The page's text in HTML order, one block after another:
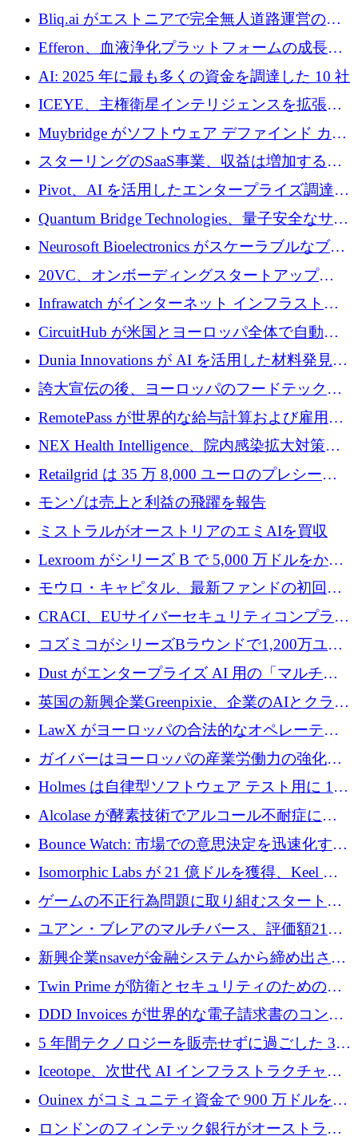
らの投資でシリーズ B を拡大
Bliq.ai がエストニアで完全無人道路運営の承
認を獲得
Efferon、血液浄化プラットフォームの成長に
250万ユーロを確保
AI: 2025 年に最も多くの資金を調達した 10 社
ICEYE、主権衛星インテリジェンスを拡張す
るために 3 億ユーロの信用枠を確保
Muybridge がソフトウェア デファインド カメ
ラ テクノロジーを拡張するためにシリーズ A
で 1,600 万ドルを調達
スターリングのSaaS事業、収益は増加するも
グループ利益は減少
Pivot、AI を活用したエンタープライズ調達プ
ラットフォームを拡大するために 4,000 万ド
ルを調達
Quantum Bridge Technologies、量子安全なサイ
バーセキュリティ インフラストラクチャの拡
張にシリーズ A で 800 万ドルを投入
Neurosoft Bioelectronics がスケーラブルなブレ
イン コンピューター インターフェイスのため
に 750 万ドルを調達
20VC、オンボーディングスタートアップ
Prelude へのシリーズ A 投資で 2,000 万ドルを
Infrawatch がインターネット インフラストラ
クチャ インテリジェンス向けに 300 万ドルの
プレシードを確保
CircuitHub が米国とヨーロッパ全体で自動電
子機器製造を拡大するために 2,800 万ドルを
Dunia Innovations が AI を活用した材料発見を
産業化するために 2 億 8,000 万ユーロのベル
リン GigaLab を発表
誇大宣伝の後、ヨーロッパのフードテックセ
クターはファンダメンタルズを中心に再構築
RemotePass が世界的な給与計算および雇用プ
ラットフォームを拡大するために 1,740 万ド
NEX Health Intelligence、院内感染拡大対策に
100万ユーロを確保
Retailgrid は 35 万 8,000 ユーロのプレシード
ラウンドで小売業のスプレッドシートをター
モンゾは売上と利益の飛躍を報告
ミストラルがオーストリアのエミAIを買収
Lexroom がシリーズ B で 5,000 万ドルをかけ
てヨーロッパ大陸法用の法律 AI を構築
モウロ・キャピタル、最新ファンドの初回ク
ローズで4億ドルを確保
CRACI、EUサイバーセキュリティコンプライ
アンスプラットフォームのために140万ユーロ
コズミコがシリーズBラウンドで1,200万ユー
ロを調達
Dust がエンタープライズ AI 用の「マルチプ
レイヤー」オペレーティング システムを構築
するシリーズ B で 4,000 万ドルを調達
英国の新興企業Greenpixie、企業のAIとクラウ
ドのエネルギー無駄を削減するために470万ポ
ンドを調達
LawX がヨーロッパの合法的なオペレーティ
ング システムを構築するために 750 万ユーロ
を調達
ガイバーはヨーロッパの産業労働力の強化に
貢献するために 140 万ユーロを獲得
Holmes は自律型ソフトウェア テスト用に 110
万ユーロのプレシードを提供して開始
Alcolase が酵素技術でアルコール不耐症に取
り組むために 150 万ユーロを調達
Bounce Watch: 市場での意思決定を迅速化する
ためのインテリジェンス層を構築する
Isomorphic Labs が 21 億ドルを獲得、Keel の
ネオバンク後の軸、ポーランドのソフトウェ
ア進化
ゲームの不正行為問題に取り組むスタートア
ップを紹介する
ユアン・ブレアのマルチバース、評価額21億
ドルで7,000万ドルを調達
新興企業nsaveが金融システムから締め出され
たシリア人に国際銀行アクセスをもたらす
Twin Prime が防衛とセキュリティのためのフ
ロンティア AI モデルを構築するために 1,000
万ドルのプレシードを獲得
DDD Invoices が世界的な電子請求書のコンプ
ライアンスを簡素化するために 131 万ユーロ
を調達
5 年間テクノロジーを販売せずに過ごした 3D
プリンティングのスタートアップを紹介しま
Iceotope、次世代 AI インフラストラクチャの
冷却を促進するために 2,600 万ドルを調達
Ouinex がコミュニティ資金で 900 万ドルを達
成、トークン プラットフォームを開始
ロンドンのフィンテック銀行がオーストラリ